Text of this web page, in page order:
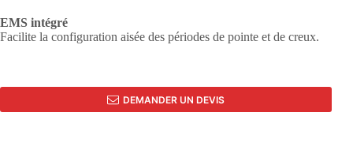
EMS intégré
Facilite la configuration aisée des périodes de pointe et de creux.
DEMANDER UN DEVIS